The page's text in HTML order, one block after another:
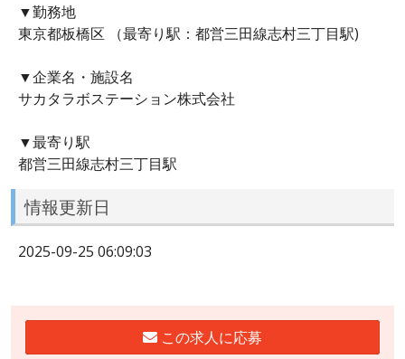
▼勤務地
東京都板橋区 （最寄り駅：都営三田線志村三丁目駅)
▼企業名・施設名
サカタラボステーション株式会社
▼最寄り駅
都営三田線志村三丁目駅
情報更新日
2025-09-25 06:09:03
この求人に応募